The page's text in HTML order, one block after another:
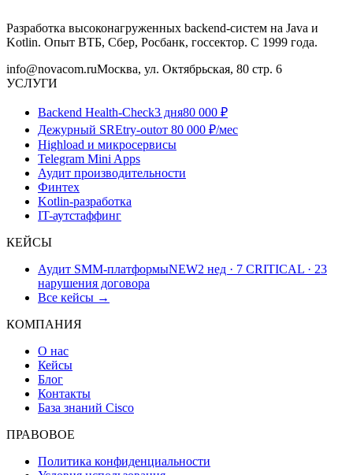
Разработка высоконагруженных backend-систем на Java и
Kotlin. Опыт ВТБ, Сбер, Росбанк, госсектор. С 1999 года.
info@novacom.ruМосква, ул. Октябрьская, 80 стр. 6
УСЛУГИ
Backend Health-Check3 дня80 000 ₽
Дежурный SREtry-outот 80 000 ₽/мес
Highload и микросервисы
Telegram Mini Apps
Аудит производительности
Финтех
Kotlin-разработка
IT-аутстаффинг
КЕЙСЫ
Аудит SMM-платформыNEW2 нед · 7 CRITICAL · 23
нарушения договора
Все кейсы →
КОМПАНИЯ
О нас
Кейсы
Блог
Контакты
База знаний Cisco
ПРАВОВОЕ
Политика конфиденциальности